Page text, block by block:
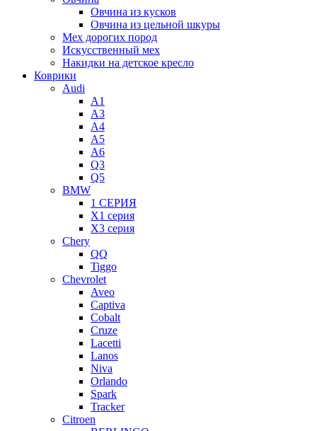
Овчина из кусков
Овчина из цельной шкуры
Мех дорогих пород
Искусственный мех
Накидки на детское кресло
Коврики
Audi
A1
A3
A4
A5
A6
Q3
Q5
BMW
1 СЕРИЯ
X1 серия
X3 серия
Chery
QQ
Tiggo
Chevrolet
Aveo
Captiva
Cobalt
Cruze
Lacetti
Lanos
Niva
Orlando
Spark
Tracker
Citroen